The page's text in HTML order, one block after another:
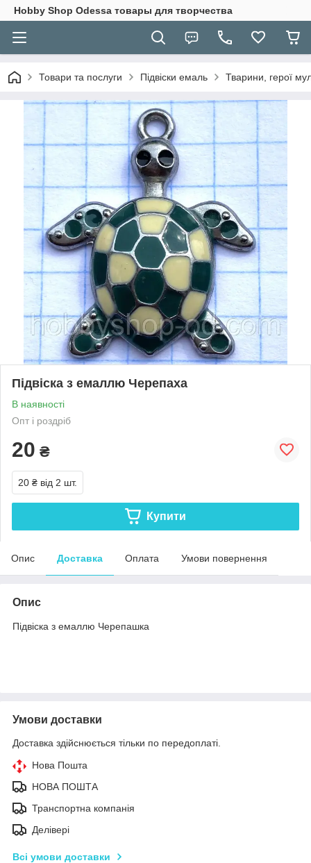
Hobbу Shop Odessa товары для творчества
Товари та послуги Підвіски емаль Тварини, герої
Підвіска з емаллю Черепаха
В наявності
Опт і роздріб
20 ₴
20 ₴ від 2 шт.
Купити
Опис Доставка Оплата Умови повернення
Опис
Підвіска з емаллю Черепашка
Умови доставки
Доставка здійснюється тільки по передоплаті.
Нова Пошта
НОВА ПОШТА
Транспортна компанія
Делівері
Всі умови доставки